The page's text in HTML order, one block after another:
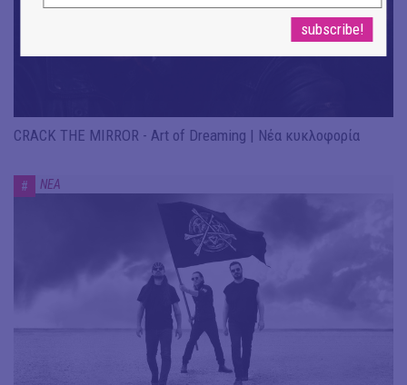
CRACK THE MIRROR - Art of Dreaming | Νέα κυκλοφορία
# ΝΕΑ